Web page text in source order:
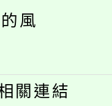
風
關連結